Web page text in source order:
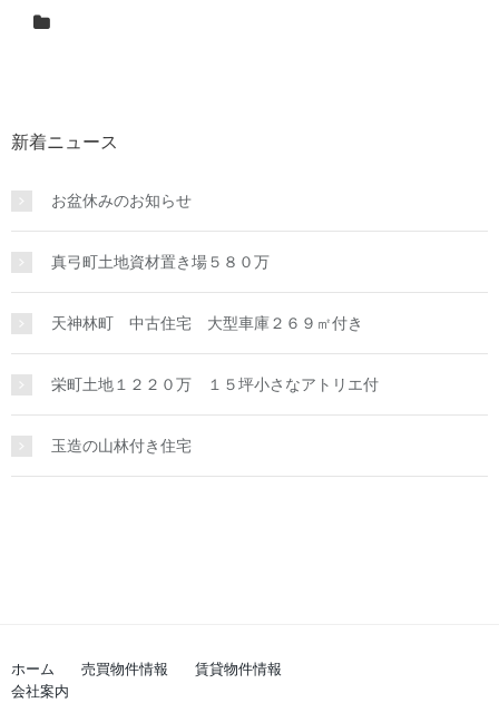
新着ニュース
お盆休みのお知らせ
真弓町土地資材置き場５８０万
天神林町 中古住宅 大型車庫２６９㎡付き
栄町土地１２２０万 １５坪小さなアトリエ付
玉造の山林付き住宅
ホーム 売買物件情報
賃貸物件情報
会社案内